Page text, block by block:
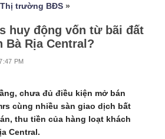
Thị trường BĐS »
huy động vốn từ bãi đất
Rịa Central?
PM
chưa đủ điều kiện mở bán
cùng nhiều sàn giao dịch bất
thu tiền của hàng loạt khách
Central.